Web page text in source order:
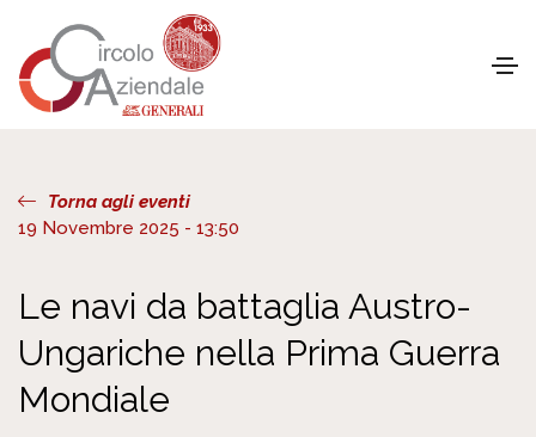
Torna agli eventi
19 Novembre 2025 - 13:50
Le navi da battaglia Austro-
Ungariche nella Prima Guerra
Mondiale